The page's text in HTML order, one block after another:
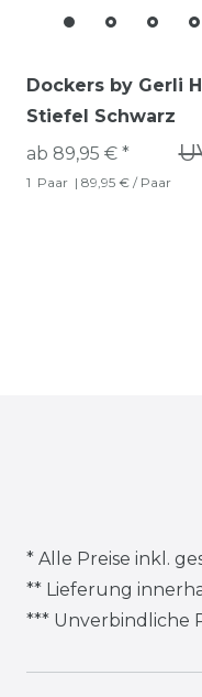
Dockers by Gerli
Stiefel Schwarz
ab 89,95 € *
1 Paar | 89,95 € / Paar
* Alle Preise inkl.
** Lieferung
*** Unverbindliche